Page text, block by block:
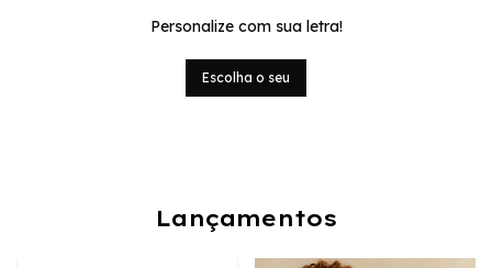
Personalize com sua letra!
Escolha o seu
Lançamentos